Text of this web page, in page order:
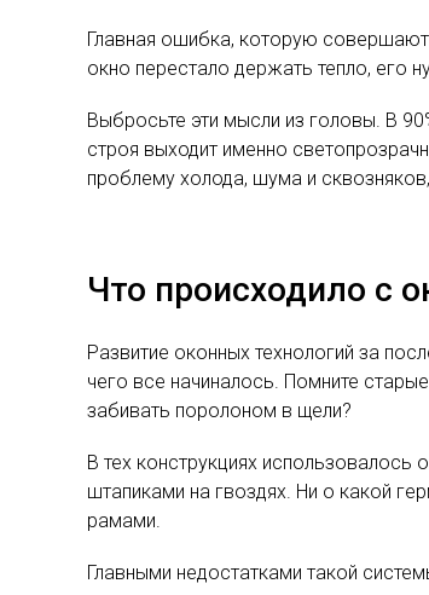
Главная ошибка, которую
окно перестало держать тепло, его
Выбросьте эти мысли из головы. В
строя выходит именно
проблему холода, шума и
Что происходило с
Развитие оконных технологий за
чего все начиналось. Помните
забивать поролоном в щели?
В тех конструкциях
штапиками на гвоздях. Ни о какой
рамами.
Главными недостатками такой